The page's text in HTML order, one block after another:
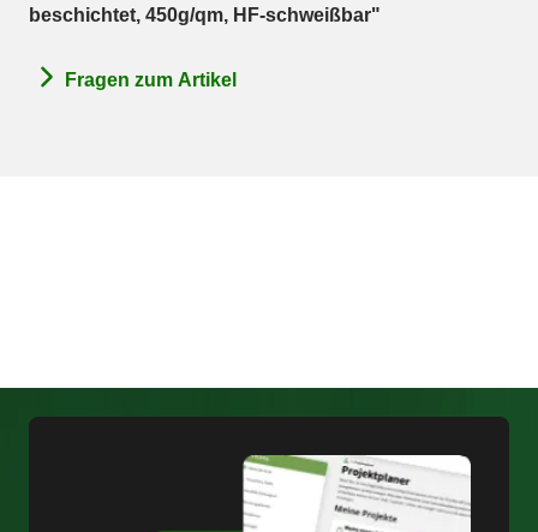
beschichtet, 450g/qm, HF-schweißbar"
Fragen zum Artikel